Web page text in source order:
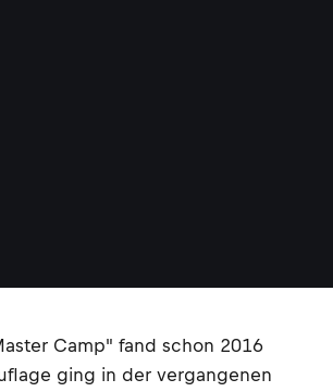
Camp" fand schon 2016
ging in der vergangenen